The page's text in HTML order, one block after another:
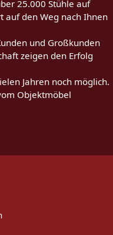
25.000 Stühle auf
auf den Weg nach Ihnen
und Großkunden
zeigen den Erfolg
Jahren noch möglich.
Objektmöbel